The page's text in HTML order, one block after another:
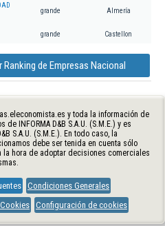
grande Almería
grande Castellon
Ranking de Empresas Nacional
y toda la información de
INFORMA D&B S.A.U. (S.M.E.) y es
S.A.U. (S.M.E.). En todo caso, la
debe ser tenida en cuenta sólo
la hora de adoptar decisiones comerciales
Condiciones Generales
Configuración de cookies